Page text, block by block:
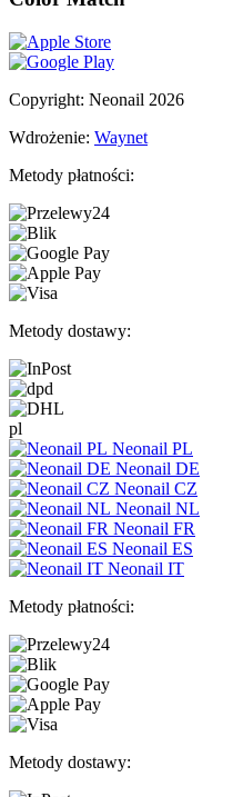
Copyright: Neonail 2026
Wdrożenie: Waynet
Metody płatności:
Metody dostawy:
pl
Neonail PL
Neonail DE
Neonail CZ
Neonail NL
Neonail FR
Neonail ES
Neonail IT
Metody płatności:
Metody dostawy: